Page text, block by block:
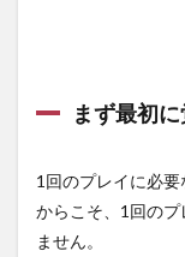
まず最初
1回のプレイに必
からこそ、1回の
ません。